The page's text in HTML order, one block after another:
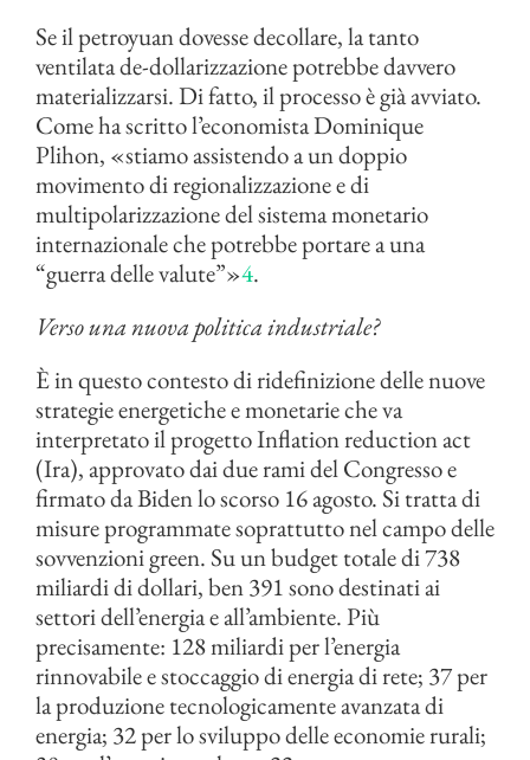
Se il petroyuan dovesse decollare, la tanto
ventilata de-dollarizzazione potrebbe davvero
materializzarsi. Di fatto, il processo è già avviato.
Come ha scritto l’economista Dominique
Plihon, «stiamo assistendo a un doppio
movimento di regionalizzazione e di
multipolarizzazione del sistema monetario
internazionale che potrebbe portare a una
“guerra delle valute”»4.
Verso una nuova politica industriale?
È in questo contesto di ridefinizione delle nuove
strategie energetiche e monetarie che va
interpretato il progetto Inflation reduction act
(Ira), approvato dai due rami del Congresso e
firmato da Biden lo scorso 16 agosto. Si tratta di
misure programmate soprattutto nel campo delle
sovvenzioni green. Su un budget totale di 738
miliardi di dollari, ben 391 sono destinati ai
settori dell’energia e all’ambiente. Più
precisamente: 128 miliardi per l’energia
rinnovabile e stoccaggio di energia di rete; 37 per
la produzione tecnologicamente avanzata di
energia; 32 per lo sviluppo delle economie rurali;